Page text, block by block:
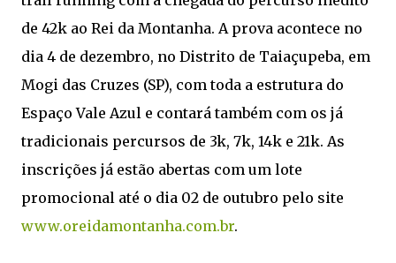
de 42k ao Rei da Montanha. A prova acontece no
dia 4 de dezembro, no Distrito de Taiaçupeba, em
Mogi das Cruzes (SP), com toda a estrutura do
Espaço Vale Azul e contará também com os já
tradicionais percursos de 3k, 7k, 14k e 21k. As
inscrições já estão abertas com um lote
promocional até o dia 02 de outubro pelo site
www.oreidamontanha.com.br.